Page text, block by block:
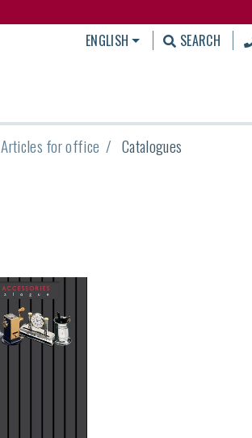
ENGLISH SEARCH
Articles for office Catalogues